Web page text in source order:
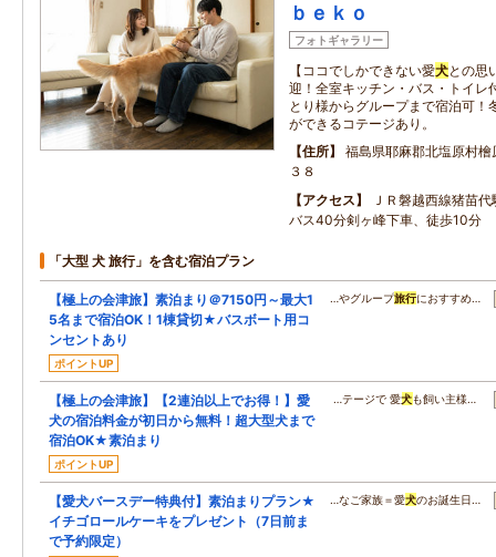
ｂｅｋｏ
フォトギャラリー
【ココでしかできない愛犬との思
迎！全室キッチン・バス・トイレ
とり様からグループまで宿泊可！
ができるコテージあり。
住所
福島県耶麻郡北塩原村
３８
アクセス
ＪＲ磐越西線猪苗
バス40分剣ヶ峰下車、徒歩10分
「大型 犬 旅行」を含む宿泊プラン
【極上の会津旅】素泊まり＠7150円～最大1
5名まで宿泊OK！1棟貸切★バスボート用コ
ンセントあり
ポイントUP
…やグループ旅行におすすめ…
【極上の会津旅】【2連泊以上でお得！】愛
犬の宿泊料金が初日から無料！超大型犬まで
宿泊OK★素泊まり
ポイントUP
…テージで 愛犬も飼い主様…
【愛犬バースデー特典付】素泊まりプラン★
イチゴロールケーキをプレゼント（7日前ま
で予約限定）
…なご家族＝愛犬のお誕生日…